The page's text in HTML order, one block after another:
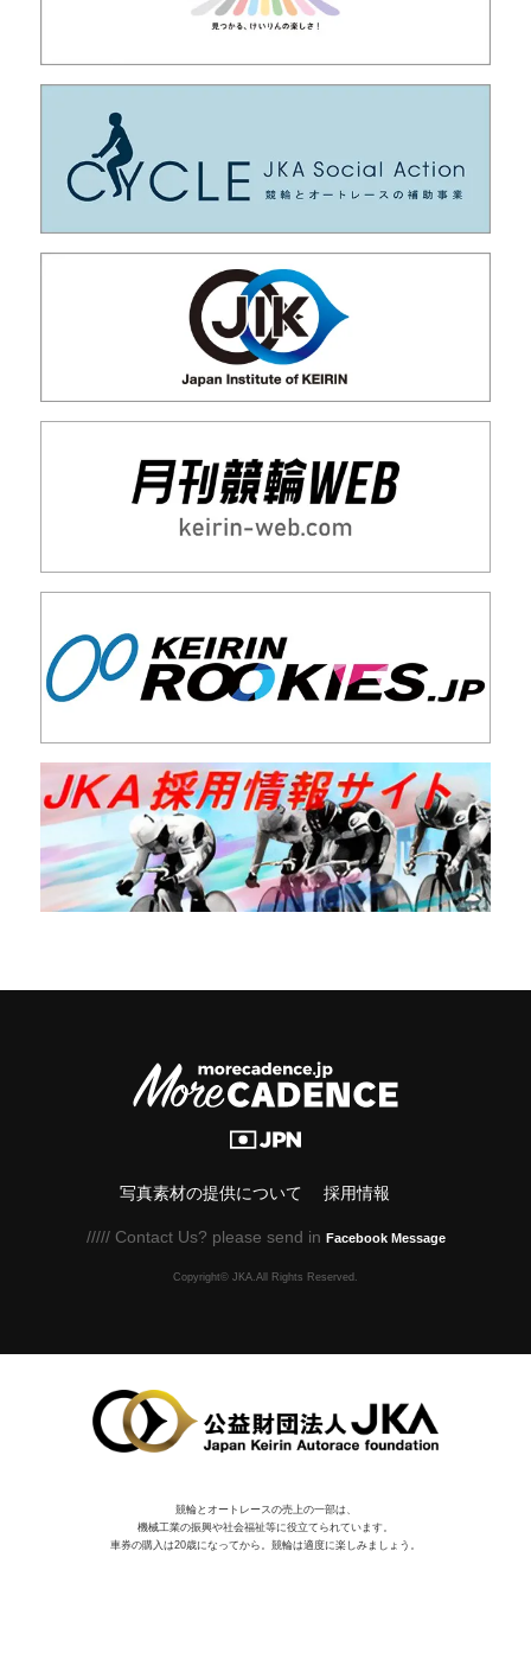
写真素材の提供について 採用情報
///// Contact Us? please send in Facebook Message
Copyright© JKA.All Rights Reserved.
競輪とオートレースの売上の一部は、
機械⼯業の振興や社会福祉等に役⽴てられています。
車券の購入は20歳になってから。競輪は適度に楽しみましょう。